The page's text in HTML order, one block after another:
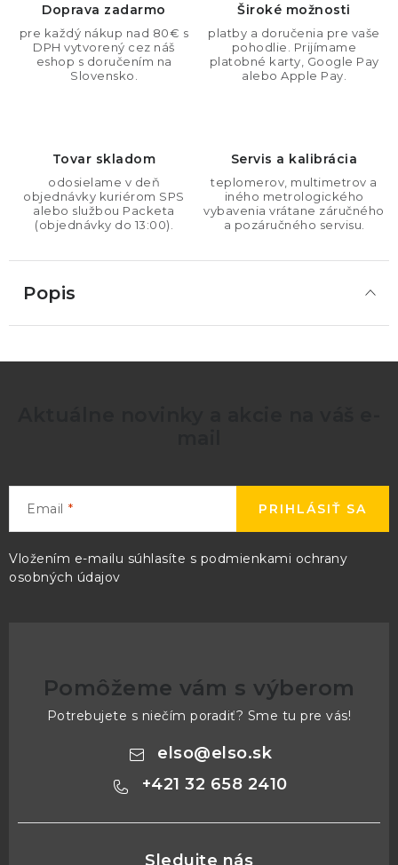
Doprava zadarmo
pre každý nákup nad 80€ s
DPH vytvorený cez náš
eshop s doručením na
Slovensko.
Široké možnosti
platby a doručenia pre vaše
pohodlie. Prijímame
platobné karty, Google Pay
alebo Apple Pay.
Tovar skladom
odosielame v deň
objednávky kuriérom SPS
alebo službou Packeta
(objednávky do 13:00).
Servis a kalibrácia
teplomerov, multimetrov a
iného metrologického
vybavenia vrátane záručného
a pozáručného servisu.
Popis
Email
Vložením e-mailu súhlasíte s podmienkami ochrany
osobných údajov
PRIHLÁSIŤ SA
Pomôžeme vám s výberom
Potrebujete s niečím poradiť? Sme tu pre vás!
elso@elso.sk
+421 32 658 2410